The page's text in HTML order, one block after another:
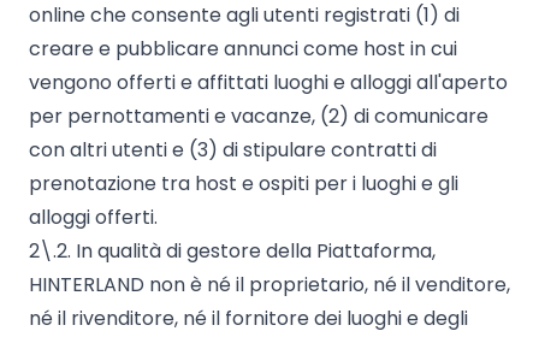
online che consente agli utenti registrati (1) di
creare e pubblicare annunci come host in cui
vengono offerti e affittati luoghi e alloggi all'aperto
per pernottamenti e vacanze, (2) di comunicare
con altri utenti e (3) di stipulare contratti di
prenotazione tra host e ospiti per i luoghi e gli
alloggi offerti.
2\.2. In qualità di gestore della Piattaforma,
HINTERLAND non è né il proprietario, né il venditore,
né il rivenditore, né il fornitore dei luoghi e degli